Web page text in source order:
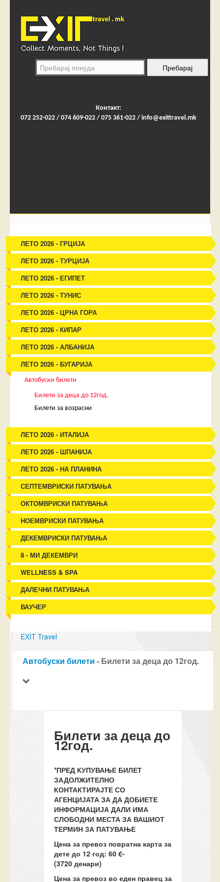
Контакт:
072 252-022 / 074 609-022 / 075 361-022 / info@exittravel.mk
ЛЕТО 2026 - ГРЦИЈА
ЛЕТО 2026 - ТУРЦИЈА
ЛЕТО 2026 - ЕГИПЕТ
ЛЕТО 2026 - ТУНИС
ЛЕТО 2026 - ЦРНА ГОРА
ЛЕТО 2026 - КИПАР
ЛЕТО 2026 - АЛБАНИЈА
ЛЕТО 2026 - БУГАРИЈА
Автобуски билети
Билети за деца до 12год.
Билети за возрасни
ЛЕТО 2026 - ИТАЛИЈА
ЛЕТО 2026 - ШПАНИЈА
ЛЕТО 2026 - НА ПЛАНИНА
СЕПТЕМВРИСКИ ПАТУВАЊА
ОКТОМВРИСКИ ПАТУВАЊА
НОЕМВРИСКИ ПАТУВАЊА
ДЕКЕМВРИСКИ ПАТУВАЊА
8 - МИ ДЕКЕМВРИ
WELLNESS & SPA
ДАЛЕЧНИ ПАТУВАЊА
ВАУЧЕР
EXIT Travel
Автобуски билети - Билети за деца до 12год.
Билети за деца до
12год.
*ПРЕД КУПУВАЊЕ БИЛЕТ
ЗАДОЛЖИТЕЛНО
КОНТАКТИРАЈТЕ СО
АГЕНЦИЈАТА ЗА ДА ДОБИЕТЕ
ИНФОРМАЦИЈА ДАЛИ ИМА
СЛОБОДНИ МЕСТА ЗА ВАШИОТ
ТЕРМИН ЗА ПАТУВАЊЕ
Цена за превоз повратна карта за
дете до 12 год: 60 €-
(3720денари)
Цена за превоз во еден правец за